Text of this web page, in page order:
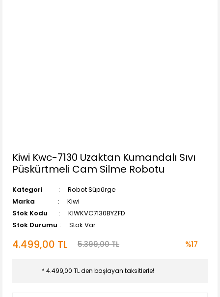
Kiwi Kwc-7130 Uzaktan Kumandalı Sıvı
Püskürtmeli Cam Silme Robotu
Kategori
Robot Süpürge
Marka
Kiwi
Stok Kodu
KIWKVC7130BYZFD
Stok Durumu
Stok Var
4.499,00 TL 5.399,00 TL %17
* 4.499,00 TL den başlayan taksitlerle!